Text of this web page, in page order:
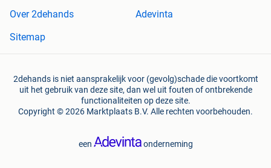
Over 2dehands
Adevinta
Sitemap
2dehands is niet aansprakelijk voor (gevolg)schade die voortkomt
uit het gebruik van deze site, dan wel uit fouten of ontbrekende
functionaliteiten op deze site.
Copyright © 2026 Marktplaats B.V. Alle rechten voorbehouden.
een onderneming